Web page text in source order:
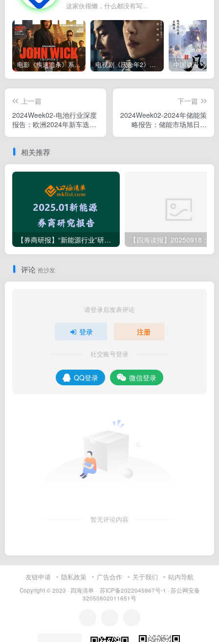
这家伙很懒，什么都没有写...
电影《疾速追杀》系列John Wick（1~5部）全集下载，更新2025芭蕾杀姬 电视剧《庆余年2》高清下载–连载至36集（全36集更新完）（第1,2季合集下载）
上一篇
2024Week02-电池行业深度
报告：欧洲2024年新车迭
下一篇
2024Week02-2024年储能策
略报告：储能市场旭日东
相关推荐
【券商研报】“新能源行业”研究报告清单（2025.01月145篇）
评论 抢沙发
请登录后发表评论
登录 注册
社交账号登录
QQ登录 微信登录
暂无评论内容
友链申请 隐私政策 广告合作 关于我们 站内导航
Copyright © 2023 · 四海清单· 苏ICP备2022045967号-1 · 苏公网安备
32050802011651号